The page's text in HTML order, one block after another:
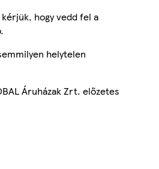
hogy vedd fel a
helytelen
Áruházak Zrt. előzetes